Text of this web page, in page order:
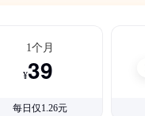
1个月
¥39
每日仅1.26元